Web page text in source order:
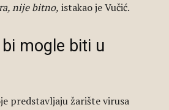
nije bitno, istakao je Vučić.
mogle biti u
predstavljaju žarište virusa